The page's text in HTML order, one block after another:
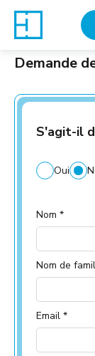
Demande
S'agit-il
Oui
Nom *
Nom de
Email *